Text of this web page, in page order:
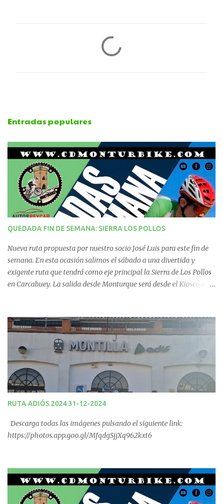
t
a
r
i
o
s
Entradas populares
QUEDADA FIN DE SEMANA: SIERRA LOS POLLOS
Nueva ruta propuesta por nuestro socio José Luis para este fin de
semana. En esta ocasión salimos el sábado a una divertida y
exigente ruta que tendrá como eje principal la Sierra de Los Pollos
en Carcabuey. La salida desde Monturque será desde el Kiosco de
Quedadas Fin de Semana 2025.
RUTA ADIÓS 2024 31-12-2024
Descarga todas las imágenes pulsando el siguiente link:
https://photos.app.goo.gl/MfqdgSjjXq962kxt6